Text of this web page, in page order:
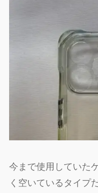
今まで使用していた
く空いているタイプ